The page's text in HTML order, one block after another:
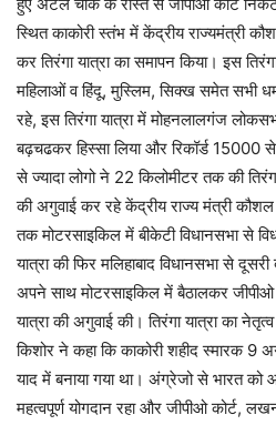
स्थित काकोरी स्तंभ में केंद्रीय राज्यमंत्री
कर तिरंगा यात्रा का समापन किया। इस
महिलाओं व हिंदू, मुस्लिम, सिक्ख समेत सभी
रहे, इस तिरंगा यात्रा में मोहनलालगंज
बढ़चढकर हिस्सा लिया और रिकॉर्ड 15000
से ज्यादा लोगो ने 22 किलोमीटर तक की
की अगुवाई कर रहे केंद्रीय राज्य मंत्री
तक मोटरसाइकिल में बीकेटी विधानसभा से
यात्रा की फिर मलिहाबाद विधानसभा से
अपने साथ मोटरसाइकिल में बैठालकर जीपीओ
यात्रा की अगुवाई की। तिरंगा यात्रा का
किशोर ने कहा कि काकोरी शहीद स्मारक 9
याद में बनाया गया था। अंग्रेजो से भारत को
महत्वपूर्ण योगदान रहा और जीपीओ कोर्ट,